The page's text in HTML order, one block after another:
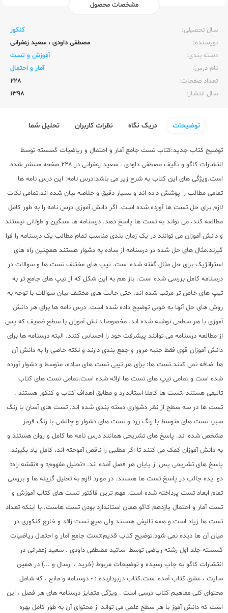
مشخصات محصول
سال تحصیلی:‌
کنکور
نویسنده:‌
مصطفی داودی ، سعید زعفرانی
دسته بندی:
آموزش و تست
نام درس:
آمار و احتمال
تعداد صفحات:‌
228
سال انتشار:‌
1398
توضیحات دریک نگاه نظرات کاربران تحلیل شما
توضیح کتاب جدید:کتاب تست جامع آمار و احتمال و ریاضیات گسسته توسط
انتشارات کاگو
و تألیف مصطفی داودی . سعید زعفرانی در 228 صفحه منتشر شده
است.ویژگی های این کتاب به شرح زیر می باشد:درس نامه: این درس نامه ها
تمامی مطالب را پوشش داده اند و بسیار دقیق و خلاصه بیان شده اند.تمامی نکات
لازم برای حل تست ها آورده شده است. اگر دانش آموزی درس نامه را به طور کامل
مطالعه کند، می تواند به تست ها پاسخ دهد. درسنامه ها سنگین و طولانی نیستند
و دانش آموزان می توانند در یک زمان بندی مناسب تمام مطالب یک درسنامه را فرا
گیرند.مثال های حل شده در درسنامه از ساده به دشوار هستند همچنین راه های
استراتژیک برای حل مثال گفته شده است. تیپ های مختلف تست ها و سوالات در
درسنامه کامل بررسی شده است. باز هم به این شکل که از تیپ های جامع تر به
تیپ های خاص تر مرتب شده اند. حتی حالت های مختلف بیان سوالات با توجه به
روش های حل آنها به خوبی توضیح داده شده است. درس نامه ها برای هر دانش
آموزی با هر سطحی نوشته شده اند. مخصوصا دانش آموزان با سطح ضعیف که پس
از مطالعه درسنامه می توانند پیشرفت خود را احساس کنند. البته درسنامه ها برای
دانش آموزان قوی فقط جنبه مرور و جمع بندی دارند و نکته خاصی را به دانش آن
ها اضافه نمی کنند.تست ها: برای هر تیپی تست های ساده، متوسط و دشوار آورده
شده است و تمامی تیپ های تست ها ارائه شده است.تمامی تست های کتاب
تالیفی هستند .تست ها کاملا استاندارد و مطابق اهداف کتاب و کنکور هستند .
تست ها در سه سطح از نظر دشواری دسته بندی شده اند. تست های آسان با رنگ
سبز، تست های متوسط با رنگ زرد و تست های دشوار و چالشی با رنگ قرمز
مشخص شده اند. پاسخ های تشریحی همانند درس نامه ها کامل و روان هستند و
به دانش آموزان کمک می کنند تا اگر مطلبی را ناقص آموخته اند، کامل یاد بگیرند.
پاسخ های تشریحی پس از پایان هر فصل آمده اند. «تحلیل مفهوم» و «نقشه راه»
دو ایده جالب در پاسخ تست ها هستند. در موارد لازم به تحلیل گزینه ها و بررسی
تمام ابعاد تست پرداخته شده است. مهم ترین فاکتور تست های کتاب آموزش و
تست آمار و احتمال یازدهم کاگو همان استاندارد بودن تست هاست. با اینکه تعداد
تست ها زیاد است و همه تالیفی هستند ولی هیچ تست زائد و خارج کنکوری در
میان آن ها دیده نمی شود.توضیح کتاب قدیم:تست جامع آمار و احتمال ریاضیات
گسسته جلد اول رشته ریاضی توسط اساتید مصطفی داودی . سعید زعفرانی در
انتشارات کاگو به چاپ رسیده و توضیحات مربوط (خرید ، ارسال و ...) در همین
سایت ، عشق کتاب آمده است.کتاب دربردارنده : - درسنامه و مانع ، که شامل
محتوای کلی مفاهیم کتاب درسی است . ویژگی متمایز درسنامه های هر فصل ، این
است که دانش آموز با هر سطح علمی می تواند از محتوای آن به طور کامل بهره